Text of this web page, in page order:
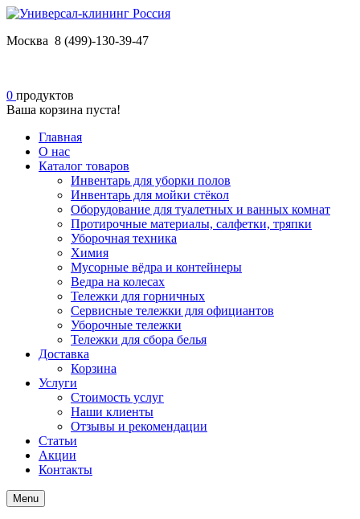
Москва 8 (499)-130-39-47
0 продуктов
Ваша корзина пуста!
Главная
О нас
Каталог товаров
Инвентарь для уборки полов
Инвентарь для мойки стёкол
Оборудование для туалетных и ванных комнат
Протирочные материалы, салфетки, тряпки
Уборочная техника
Химия
Мусорные вёдра и контейнеры
Ведра на колесах
Тележки для горничных
Сервисные тележки для официантов
Уборочные тележки
Тележки для сбора белья
Доставка
Корзина
Услуги
Стоимость услуг
Наши клиенты
Отзывы и рекомендации
Статьи
Акции
Контакты
Menu